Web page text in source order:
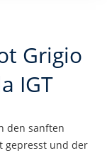
Grigio
IGT
den sanften
gepresst und der